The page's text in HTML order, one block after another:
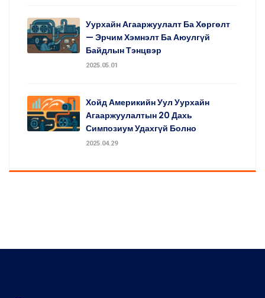
Уурхайн Агааржуулалт Ба Хөргөлт
— Эрчим Хэмнэлт Ба Аюулгүй
Байдлын Тэнцвэр
2025.05.01
Хойд Америкийн Уул Уурхайн
Агааржуулалтын 20 Дахь
Симпозиум Удахгүй Болно
2025.04.29